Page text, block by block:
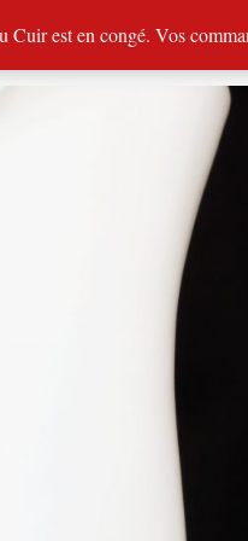
Cuir est en congé. Vos
nous